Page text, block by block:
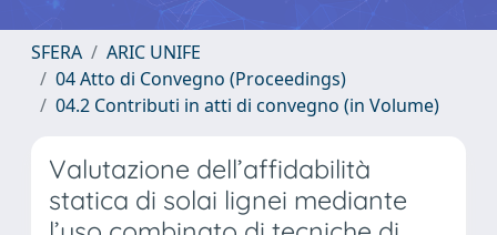
SFERA
ARIC UNIFE
04 Atto di Convegno (Proceedings)
04.2 Contributi in atti di convegno (in Volume)
Valutazione dell’affidabilità
statica di solai lignei mediante